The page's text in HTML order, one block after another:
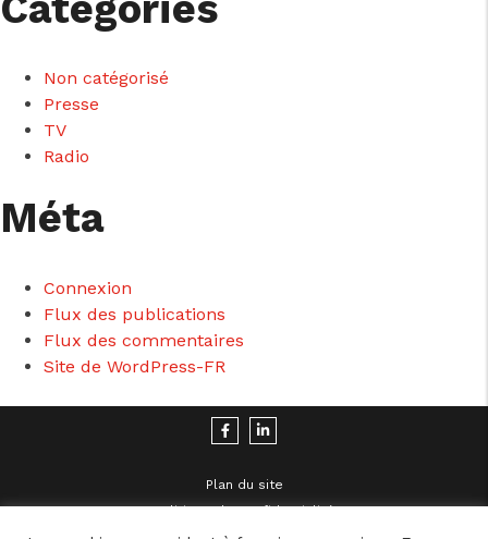
Non catégorisé
Presse
TV
Radio
Méta
Connexion
Flux des publications
Flux des commentaires
Site de WordPress-FR
Plan du site
Politique de Confidentialité